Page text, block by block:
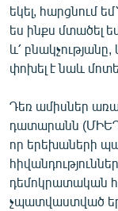
եկել, հարցնում
ես ինքս մտածել
և՛
փոխել է նաև
Դեռ ամիսներ
դատարանն (ՄԻԵԴ)
որ երեխաների
դեմոկրատական
չպատվաստված